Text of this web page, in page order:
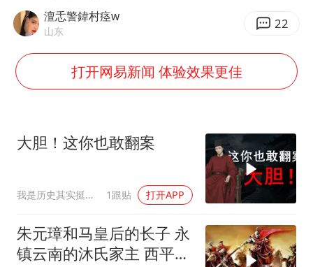
今年4位周星驰电影配角去世
律师称“梅姨”若满75岁或不适用死刑
“梅姨”准确年龄仍未知
南昌一规划馆现“阴间座椅”字样
上海一酒店房间爬满床虱 住客反被怼
中国经济展现强大韧性和活力
澶忎警鍏村痉w
山东 22
打开网易新闻 体验效果更佳
大胆！这你也敢翻案
我是历史其实挺有趣 1跟贴 打开APP
朱元璋和马皇后的长子 永
镇云南的沐氏家主 西平侯